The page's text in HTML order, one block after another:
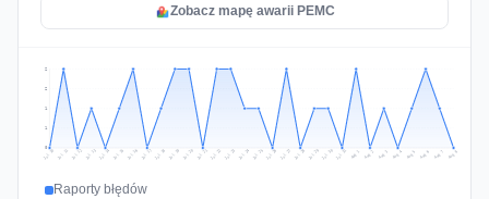
Zobacz mapę awarii PEMC
1
1
2
2
Jul 10 Jul 11 Jul 12 Jul 13 Jul 14 Jul 15 Jul 16 Jul 17 Jul 18 Jul 19 Jul 20 Jul 21 Jul 22 Jul 23 Jul 24 Jul 25 Jul 26 Jul 27 Jul 28 Jul 29 Jul 30 Jul 31 Aug 1 Aug 2 Aug 3 Aug 4 Aug 5 Aug 6 Aug 7 Aug 8
Raporty błędów